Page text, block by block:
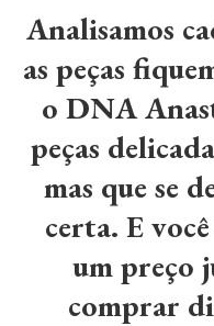
Analisamos
as peças
o DNA
peças
mas que se
certa. E
um preço
comprar